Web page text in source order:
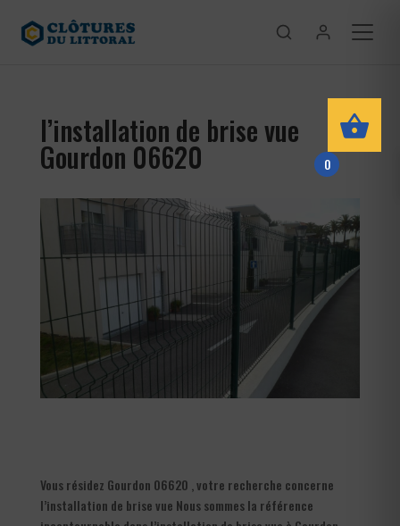
l’installation de brise vue
Gourdon 06620
Vous résidez Gourdon 06620 , votre recherche concerne
l’installation de brise vue Nous sommes la référence
0